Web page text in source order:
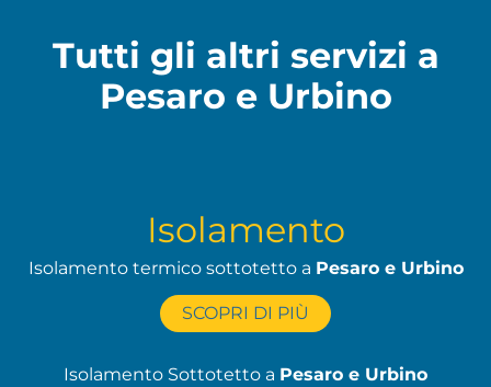
Tutti gli altri servizi a
Pesaro e Urbino
Isolamento
Isolamento termico sottotetto a Pesaro e Urbino
SCOPRI DI PIÙ
Isolamento Sottotetto a Pesaro e Urbino